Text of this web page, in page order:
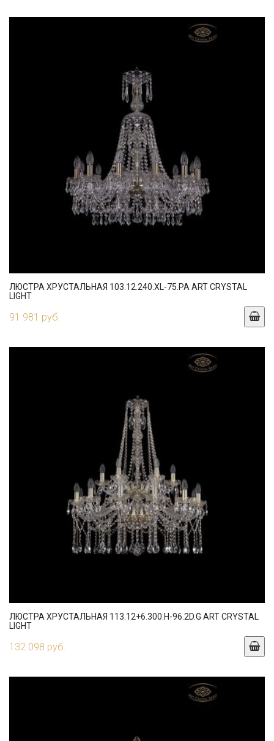
ЛЮСТРА ХРУСТАЛЬНАЯ 103.12.240.XL-75.PA ART CRYSTAL
LIGHT
91 981 руб.
ЛЮСТРА ХРУСТАЛЬНАЯ 113.12+6.300.H-96.2D.G ART CRYSTAL
LIGHT
132 098 руб.